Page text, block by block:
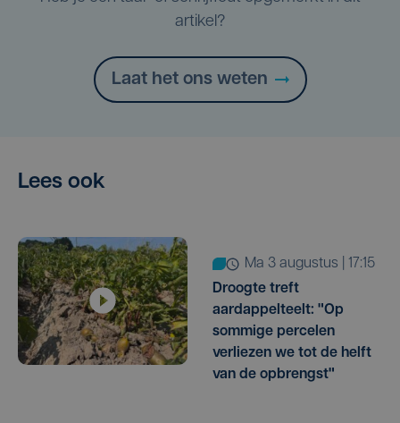
artikel?
Laat het ons weten
Lees ook
ma 3 augustus | 17:15
Droogte treft
aardappelteelt: "Op
sommige percelen
verliezen we tot de helft
van de opbrengst"